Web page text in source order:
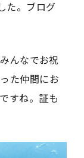
た。ブログ
んなでお祝
た仲間にお
すね。証も